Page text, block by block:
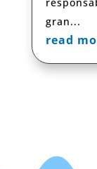
gran...
read